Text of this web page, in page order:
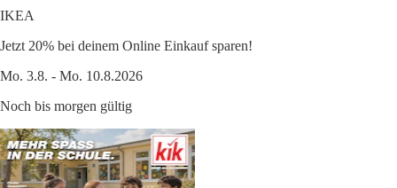
IKEA
Jetzt 20% bei deinem Online Einkauf sparen!
Mo. 3.8. - Mo. 10.8.2026
Noch bis morgen gültig